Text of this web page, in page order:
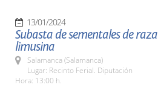
13/01/2024
Subasta de sementales de raza
limusina
Salamanca (Salamanca)
Lugar: Recinto Ferial. Diputación
Hora: 13:00 h.